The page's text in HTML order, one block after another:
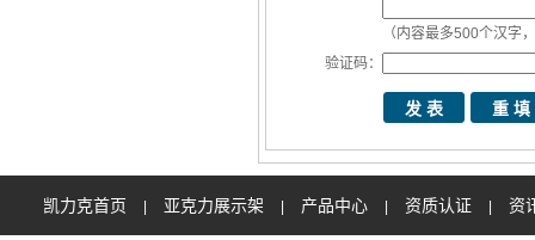
（内容最多500个汉字
验证码：
凯力克首页 亚克力展示架 产品中心 资质认证 资